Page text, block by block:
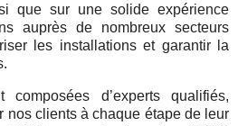
que sur une solide expérience
auprès de nombreux secteurs
les installations et garantir la
d’experts qualifiés,
nos clients à chaque étape de leur